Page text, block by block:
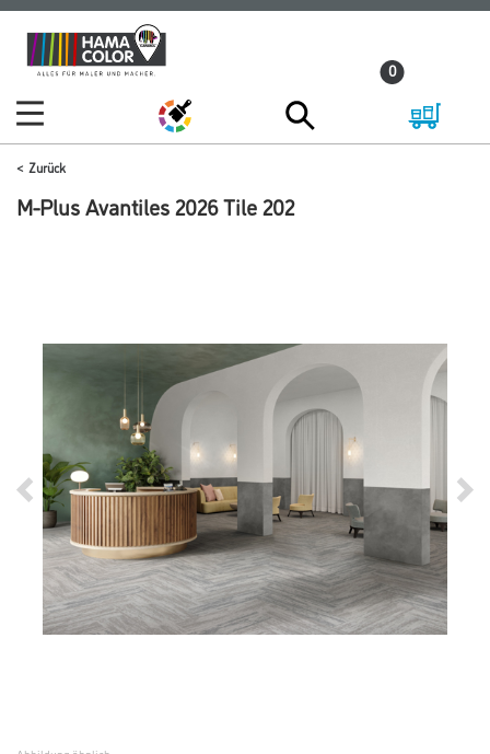
Zum
Inhalt
Zum
Navigationsmenü
0
Zurück
M-Plus Avantiles 2026 Tile 202